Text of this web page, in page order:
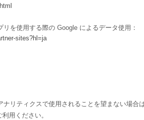
を使用する際の Google によるデータ使用：
sites?hl=ja
リティクスで使用されることを望まない場合
用ください。